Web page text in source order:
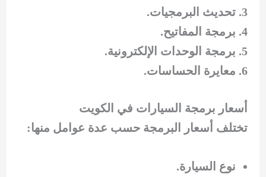
تحديث البرمجيات.
برمجة المفاتيح.
برمجة الوحدات الإلكترونية.
معايرة الحساسات.
أسعار برمجة السيارات في الكويت
تختلف أسعار البرمجة حسب عدة عوامل منها:
نوع السيارة.